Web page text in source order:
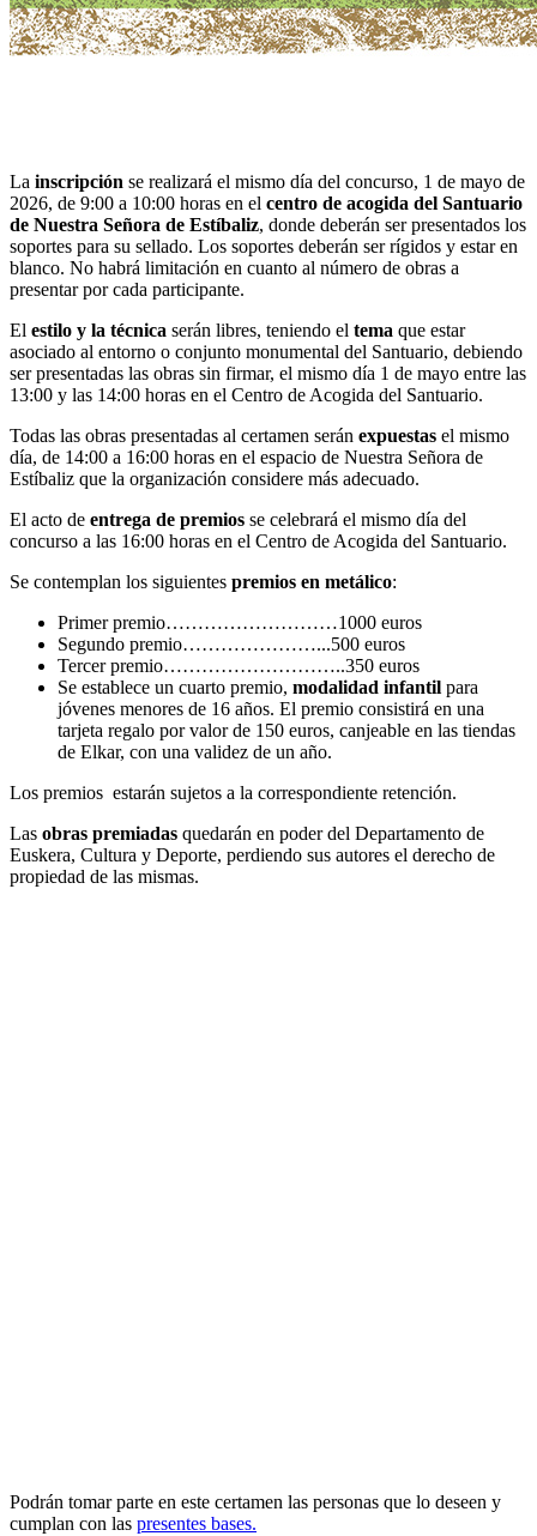
La inscripción se realizará el mismo día del concurso, 1 de mayo de
2026, de 9:00 a 10:00 horas en el centro de acogida del Santuario
de Nuestra Señora de Estíbaliz, donde deberán ser presentados los
soportes para su sellado. Los soportes deberán ser rígidos y estar en
blanco. No habrá limitación en cuanto al número de obras a
presentar por cada participante.
El estilo y la técnica serán libres, teniendo el tema que estar
asociado al entorno o conjunto monumental del Santuario, debiendo
ser presentadas las obras sin firmar, el mismo día 1 de mayo entre las
13:00 y las 14:00 horas en el Centro de Acogida del Santuario.
Todas las obras presentadas al certamen serán expuestas el mismo
día, de 14:00 a 16:00 horas en el espacio de Nuestra Señora de
Estíbaliz que la organización considere más adecuado.
El acto de entrega de premios se celebrará el mismo día del
concurso a las 16:00 horas en el Centro de Acogida del Santuario.
Se contemplan los siguientes premios en metálico:
Primer premio………………………1000 euros
Segundo premio…………………...500 euros
Tercer premio………………………..350 euros
Se establece un cuarto premio, modalidad infantil para
jóvenes menores de 16 años. El premio consistirá en una
tarjeta regalo por valor de 150 euros, canjeable en las tiendas
de Elkar, con una validez de un año.
Los premios estarán sujetos a la correspondiente retención.
Las obras premiadas quedarán en poder del Departamento de
Euskera, Cultura y Deporte, perdiendo sus autores el derecho de
propiedad de las mismas.
Podrán tomar parte en este certamen las personas que lo deseen y
cumplan con las presentes bases.